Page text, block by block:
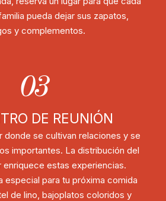
pueda dejar sus zapatos,
y complementos.
03
DE REUNIÓN
donde se cultivan relaciones y se
importantes. La distribución del
enriquece estas experiencias.
especial para tu próxima comida
de lino, bajoplatos coloridos y